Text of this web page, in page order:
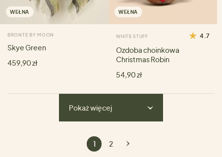
WEŁNA
BRONTE BY MOON
Skye Green
459,90 zł
WEŁNA
WHITE STUFF 4.7
Ozdoba choinkowa
Christmas Robin
54,90 zł
Pokaż więcej
1 2